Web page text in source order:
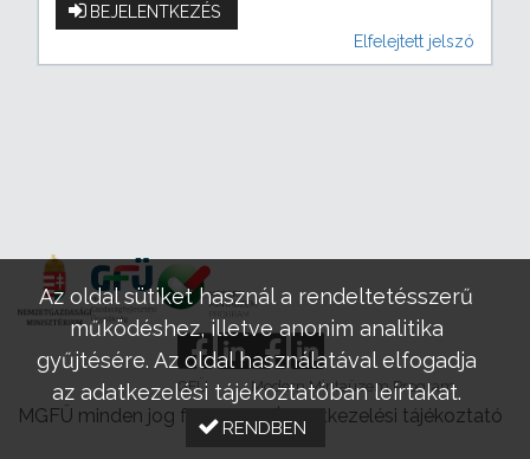
BEJELENTKEZÉS
Elfelejtett jelszó
GFÜ Modern Mintaüzem Program
MGFÜ minden jog fenntartva |Adatkezelési tájékoztató
Az oldal sütiket használ a rendeltetésszerű
működéshez, illetve anonim analitika
gyűjtésére. Az oldal használatával elfogadja
az adatkezelési tájékoztatóban leírtakat.
RENDBEN